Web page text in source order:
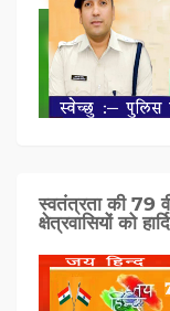
स्वतंत्रता की 79
क्षेत्रवासियों को